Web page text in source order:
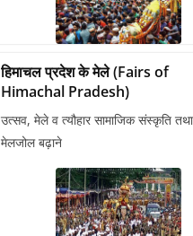
हिमाचल प्रदेश के मेले (Fairs of
Himachal Pradesh)
उत्सव, मेले व त्यौहार सामाजिक संस्कृति
मेलजोल बढ़ाने